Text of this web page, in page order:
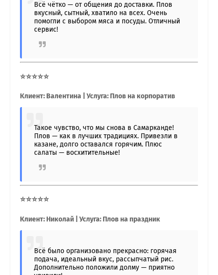
Всё чётко — от общения до доставки. Плов
вкусный, сытный, хватило на всех. Очень
помогли с выбором мяса и посуды. Отличный
сервис!
⭐⭐⭐⭐⭐
Клиент: Валентина | Услуга: Плов на корпоратив
Такое чувство, что мы снова в Самарканде!
Плов — как в лучших традициях. Привезли в
казане, долго оставался горячим. Плюс
салаты — восхитительные!
⭐⭐⭐⭐⭐
Клиент: Николай | Услуга: Плов на праздник
Всё было организовано прекрасно: горячая
подача, идеальный вкус, рассыпчатый рис.
Дополнительно положили долму — приятно